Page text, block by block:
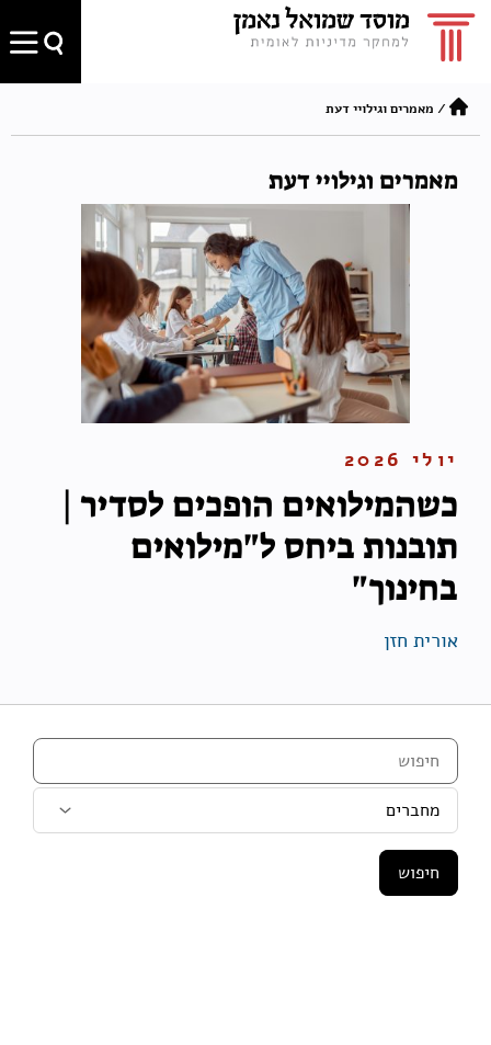
/ מאמרים וגילויי דעת
מאמרים וגילויי דעת
יולי 2026
כשהמילואים הופכים לסדיר |
תובנות ביחס ל"מילואים
בחינוך"
אורית חזן